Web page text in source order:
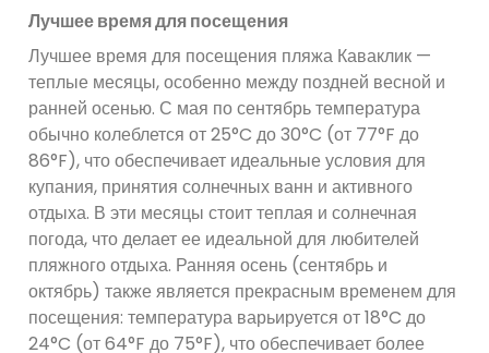
Лучшее время для посещения
Лучшее время для посещения пляжа Каваклик —
теплые месяцы, особенно между поздней весной и
ранней осенью. С мая по сентябрь температура
обычно колеблется от 25°C до 30°C (от 77°F до
86°F), что обеспечивает идеальные условия для
купания, принятия солнечных ванн и активного
отдыха. В эти месяцы стоит теплая и солнечная
погода, что делает ее идеальной для любителей
пляжного отдыха. Ранняя осень (сентябрь и
октябрь) также является прекрасным временем для
посещения: температура варьируется от 18°C ​​до
24°C (от 64°F до 75°F), что обеспечивает более